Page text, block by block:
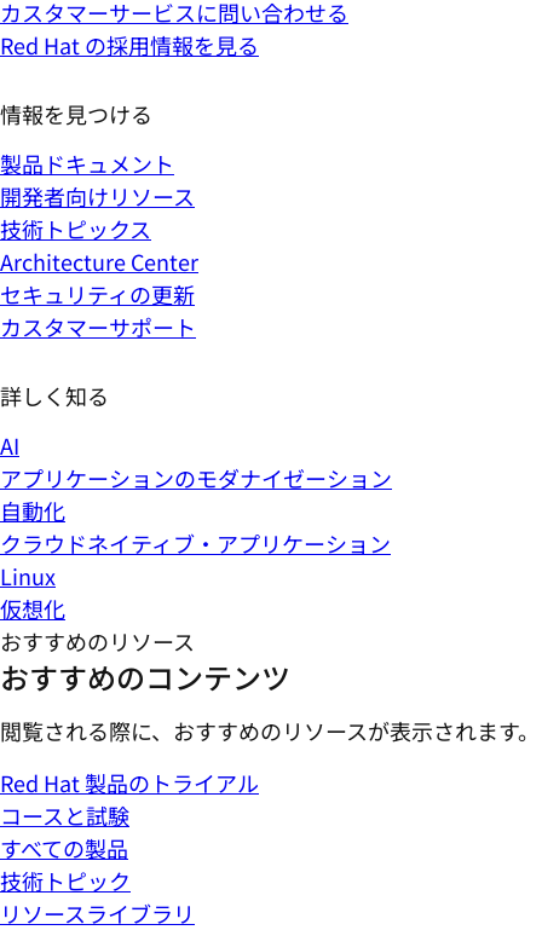
カスタマーサービスに問い合わせる
Red Hat の採用情報を見る
情報を見つける
製品ドキュメント
開発者向けリソース
技術トピックス
Architecture Center
セキュリティの更新
カスタマーサポート
詳しく知る
AI
アプリケーションのモダナイゼーション
自動化
クラウドネイティブ・アプリケーション
Linux
仮想化
おすすめのリソース
おすすめのコンテンツ
閲覧される際に、おすすめのリソースが表示されます。
Red Hat 製品のトライアル
コースと試験
すべての製品
技術トピック
リソースライブラリ